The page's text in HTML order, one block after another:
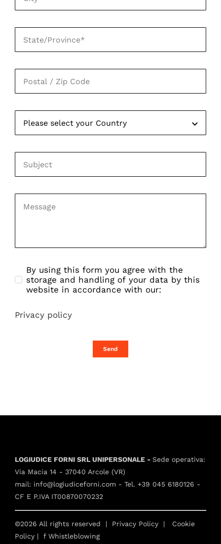
By using this form you agree with the
storage and handling of your data by this
website in accordance with our:
Privacy policy
Send
LOGIUDICE FORNI SRL UNIPERSONALE - Sede operativa:
Via Macia 14 - 37040 Arcole (VR)
mail: info@logiudiceforni.com - Tel. +39 045 6180126 -
CF E P.IVA IT00870070232
©2026 All rights reserved | Privacy Policy | Cookie
Policy | f Whistleblowing